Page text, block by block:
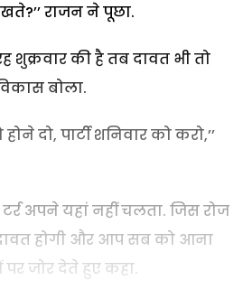
राजन ने पूछा.
शुक्रवार की है तब दावत भी तो
बोला.
दो, पार्टी शनिवार को करो,’’
टर्र अपने यहां नहीं चलता. जिस रोज
होगी और आप सब को आना
पर जोर देते हुए कहा.